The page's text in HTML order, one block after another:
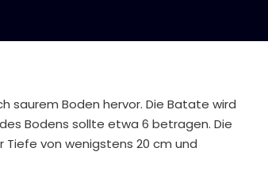
saurem Boden hervor. Die Batate wird
Bodens sollte etwa 6 betragen. Die
Tiefe von wenigstens 20 cm und